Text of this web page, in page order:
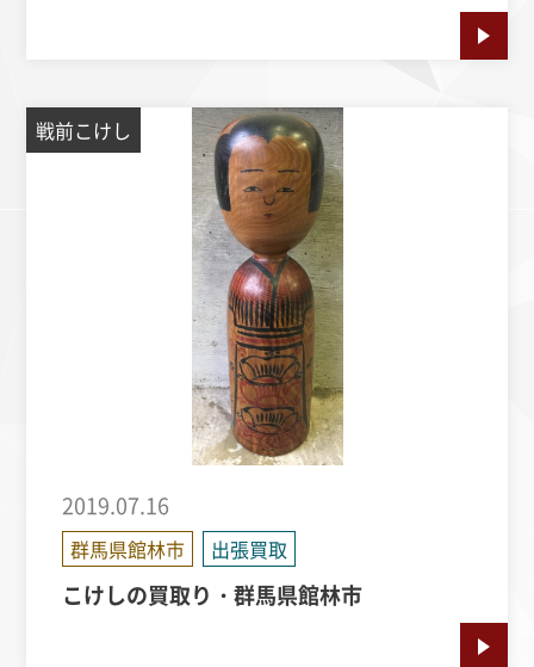
戦前こけし
2019.07.16
群馬県館林市 出張買取
こけしの買取り・群馬県館林市